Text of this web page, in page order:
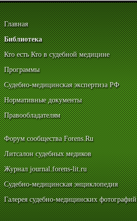
Главная
Библиотека
Кто есть Кто в судебной медицине
Программы
Судебно-медицинская экспертиза РФ
Нормативные документы
Правообладателям
Форум сообщества Forens.Ru
Литсалон судебных медиков
Журнал journal.forens-lit.ru
Судебно-медицинская энциклопедия
Галерея судебно-медицинских фотографий